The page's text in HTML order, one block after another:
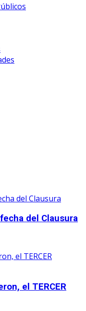
del Clausura
el TERCER